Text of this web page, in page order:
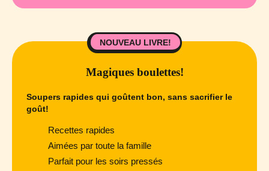
NOUVEAU LIVRE!
Magiques boulettes!
Soupers rapides qui goûtent bon, sans sacrifier le
goût!
Recettes rapides
Aimées par toute la famille
Parfait pour les soirs pressés